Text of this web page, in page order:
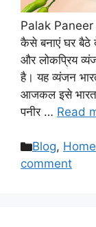
Palak Paneer
कैसे बनाएं घर बैठे
और लोकप्रिय
है। यह व्यंजन
आजकल इसे भारत
पनीर … Read
Categories
Blog, Home
comment